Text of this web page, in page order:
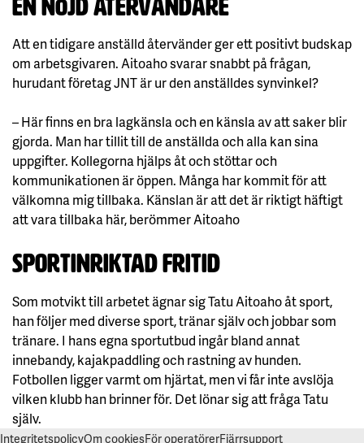
En nöjd återvändare
Att en tidigare anställd återvänder ger ett positivt budskap
om arbetsgivaren. Aitoaho svarar snabbt på frågan,
hurudant företag JNT är ur den anställdes synvinkel?
– Här finns en bra lagkänsla och en känsla av att saker blir
gjorda. Man har tillit till de anställda och alla kan sina
uppgifter. Kollegorna hjälps åt och stöttar och
kommunikationen är öppen. Många har kommit för att
välkomna mig tillbaka. Känslan är att det är riktigt häftigt
att vara tillbaka här, berömmer Aitoaho
Sportinriktad fritid
Som motvikt till arbetet ägnar sig Tatu Aitoaho åt sport,
han följer med diverse sport, tränar själv och jobbar som
tränare. I hans egna sportutbud ingår bland annat
innebandy, kajakpaddling och rastning av hunden.
Fotbollen ligger varmt om hjärtat, men vi får inte avslöja
vilken klubb han brinner för. Det lönar sig att fråga Tatu
själv.
IntegritetspolicyOm cookiesFör operatörerFjärrsupport